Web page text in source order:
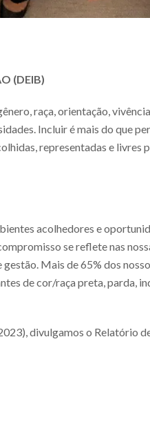
(DEIB)
raça, orientação,
Incluir é mais do que
representadas e livres
acolhedores e
se reflete nas
Mais de 65% dos
de cor/raça preta, parda,
divulgamos o Relatório